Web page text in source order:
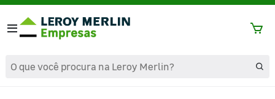
text.skipToContent
text.skipToNavigation